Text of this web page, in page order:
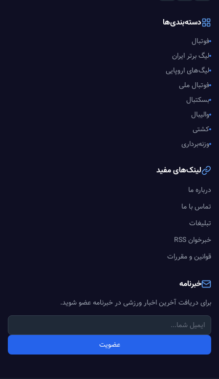
دسته‌بندی‌ها
فوتبال
لیگ برتر ایران
لیگ‌های اروپایی
فوتبال ملی
بسکتبال
والیبال
کشتی
وزنه‌برداری
لینک‌های مفید
درباره ما
تماس با ما
تبلیغات
خبرخوان RSS
قوانین و مقررات
خبرنامه
برای دریافت آخرین اخبار ورزشی در خبرنامه عضو شوید.
عضویت